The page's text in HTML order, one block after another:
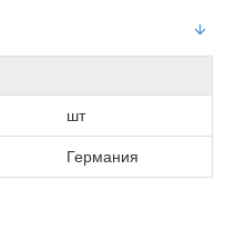
шт
Германия